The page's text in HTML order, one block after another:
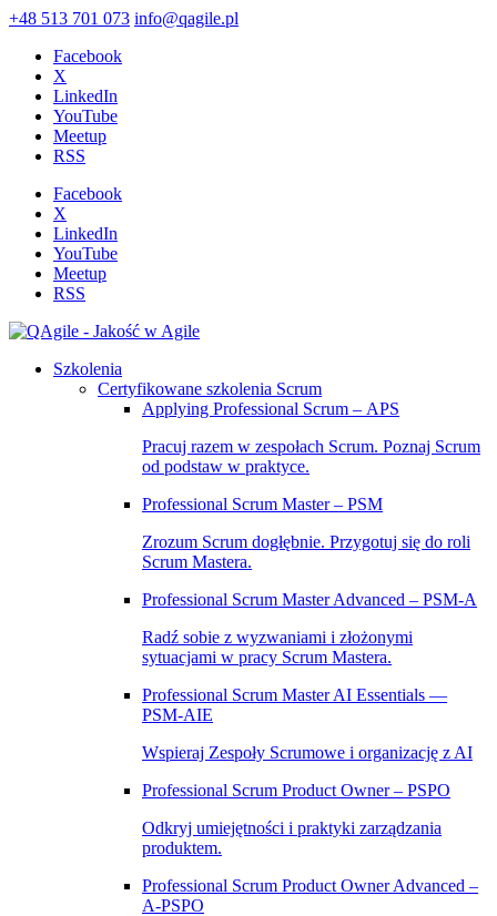
+48 513 701 073 info@qagile.pl
Facebook
X
LinkedIn
YouTube
Meetup
RSS
Facebook
X
LinkedIn
YouTube
Meetup
RSS
Szkolenia
Certyfikowane szkolenia Scrum
Applying Professional Scrum – APS
Pracuj razem w zespołach Scrum. Poznaj Scrum
od podstaw w praktyce.
Professional Scrum Master – PSM
Zrozum Scrum dogłębnie. Przygotuj się do roli
Scrum Mastera.
Professional Scrum Master Advanced – PSM‑A
Radź sobie z wyzwaniami i złożonymi
sytuacjami w pracy Scrum Mastera.
Professional Scrum Master AI Essentials —
PSM-AIE
Wspieraj Zespoły Scrumowe i organizację z AI
Professional Scrum Product Owner – PSPO
Odkryj umiejętności i praktyki zarządzania
produktem.
Professional Scrum Product Owner Advanced –
A‑PSPO